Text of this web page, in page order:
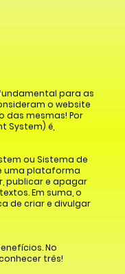
para as
o website
das mesmas! Por
System) é,
ou Sistema de
uma plataforma
publicar e apagar
Em suma, o
de criar e divulgar
No
três!